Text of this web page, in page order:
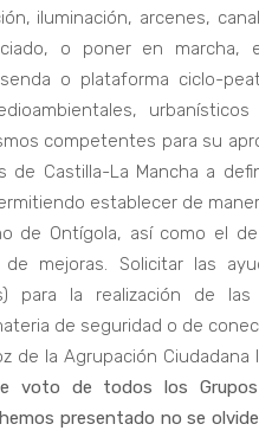
iluminación, arcenes,
o poner en marcha,
o plataforma ciclo-
competentes para su
Castilla-La Mancha a
establecer de
de Ontígola, así como el
mejoras. Solicitar las
para la realización de
de seguridad o de
de la Agrupación
voto de todos los Grupos
presentado no se